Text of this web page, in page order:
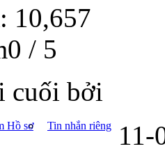
10,657
/ 5
cuối bởi
Hồ sơ
Tin nhắn riêng 11-